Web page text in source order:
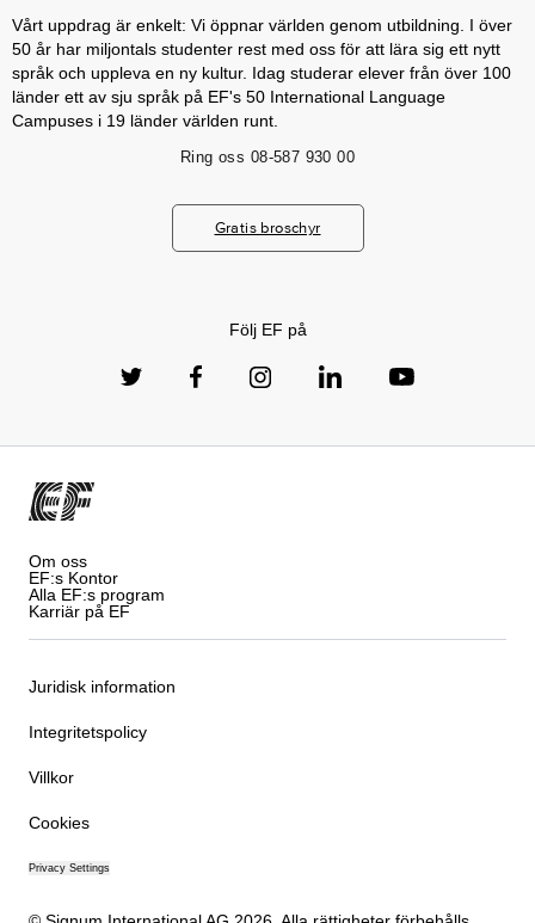
Vårt uppdrag är enkelt: Vi öppnar världen genom utbildning. I över
50 år har miljontals studenter rest med oss för att lära sig ett nytt
språk och uppleva en ny kultur. Idag studerar elever från över 100
länder ett av sju språk på EF's 50 International Language
Campuses i 19 länder världen runt.
Ring oss 08-587 930 00
Gratis broschyr
Följ EF på
Om oss
EF:s Kontor
Alla EF:s program
Karriär på EF
Juridisk information
Integritetspolicy
Villkor
Cookies
Privacy Settings